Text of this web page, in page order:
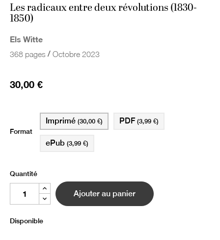
Les radicaux entre deux révolutions (1830-
1850)
Els Witte
368 pages / Octobre 2023
30,00 €
Format
Imprimé (30,00 €)
ePub (3,99 €)
PDF (3,99 €)
Quantité
Ajouter au panier
Disponible